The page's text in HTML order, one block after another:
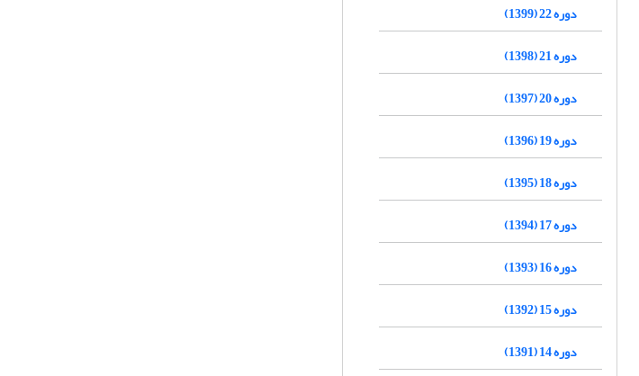
دوره 22 (1399)
دوره 21 (1398)
دوره 20 (1397)
دوره 19 (1396)
دوره 18 (1395)
دوره 17 (1394)
دوره 16 (1393)
دوره 15 (1392)
دوره 14 (1391)